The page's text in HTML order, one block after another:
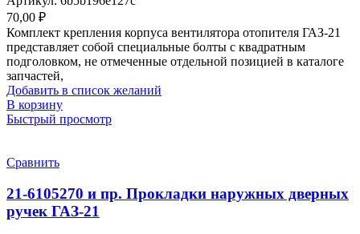
70,00 ₽
Комплект крепления корпуса вентилятора отопителя ГАЗ-21
представляет собой специальные болты с квадратным
подголовком, не отмеченные отдельной позицией в каталоге
запчастей,
Добавить в список желаний
В корзину
Быстрый просмотр
Сравнить
21-6105270 и пр. Прокладки наружных дверных
ручек ГАЗ-21